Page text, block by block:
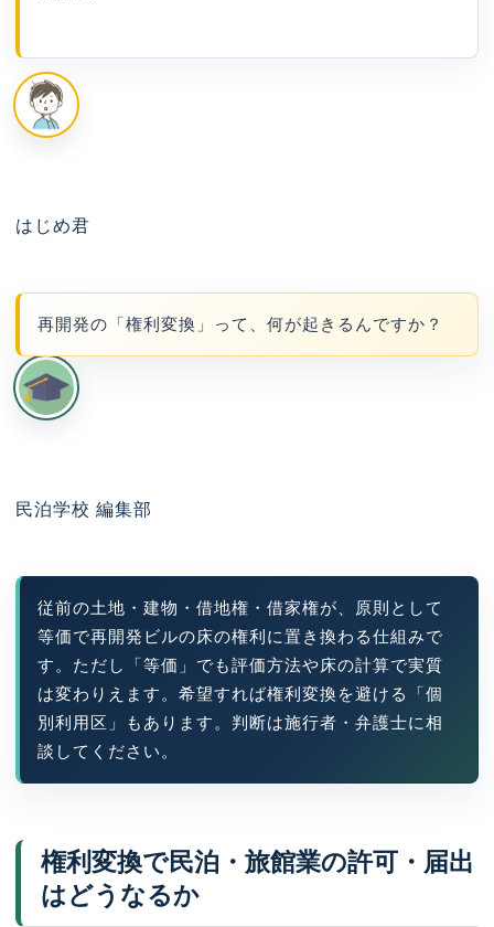
はじめ君
再開発の「権利変換」って、何が起きるんですか？
民泊学校 編集部
従前の土地・建物・借地権・借家権が、原則として
等価で再開発ビルの床の権利に置き換わる仕組みで
す。ただし「等価」でも評価方法や床の計算で実質
は変わりえます。希望すれば権利変換を避ける「個
別利用区」もあります。判断は施行者・弁護士に相
談してください。
権利変換で民泊・旅館業の許可・届出
はどうなるか